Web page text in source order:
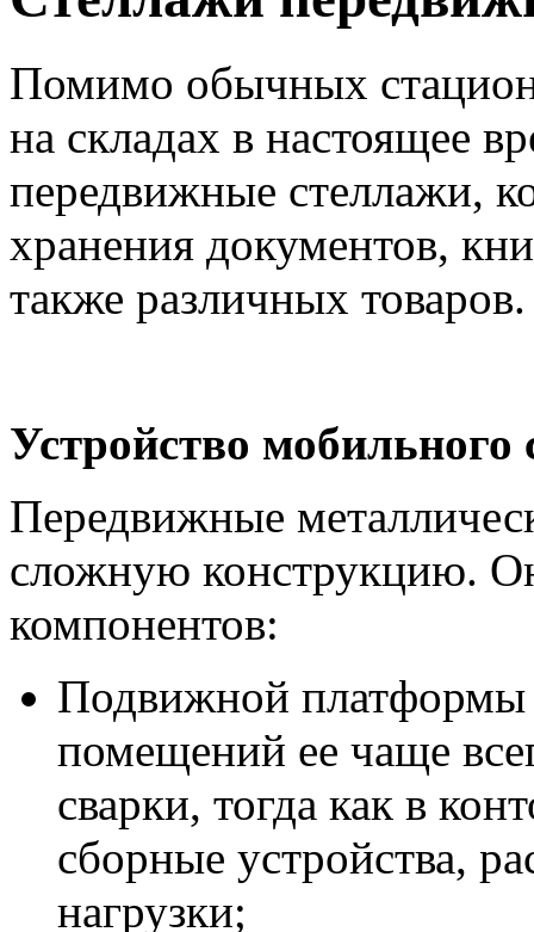
Помимо обычных
на складах в настоящее
передвижные стеллажи,
хранения документов,
также различных товаров.
Устройство мобильного
Передвижные
сложную конструкцию.
компонентов:
Подвижной платформы
помещений ее чаще
сварки, тогда как в
сборные устройства,
нагрузки;